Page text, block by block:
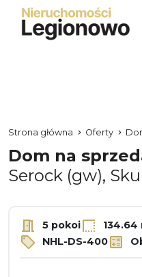
Strona główna Oferty
Dom na
Serock (gw),
5 pokoi 134.64
NHL-DS-400